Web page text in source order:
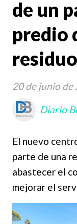
de un
predio
El nuevo
parte de una
abastecer el
mejorar el
20 de junio de
Diario